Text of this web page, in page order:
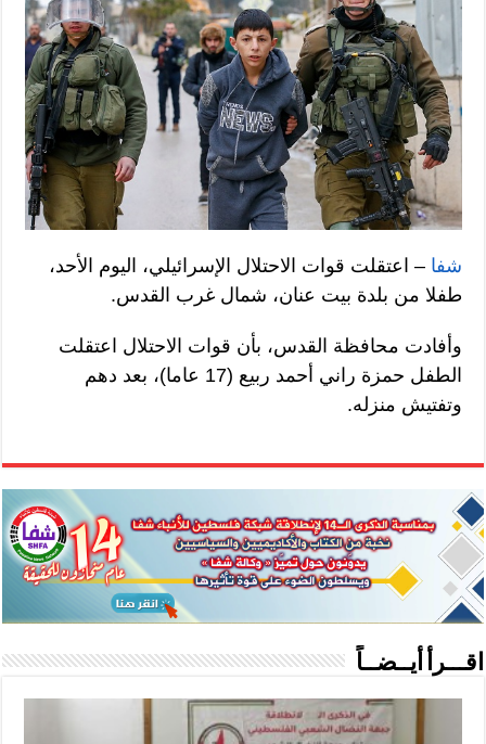
شفا – اعتقلت قوات الاحتلال الإسرائيلي، اليوم الأحد،
طفلا من بلدة بيت عنان، شمال غرب القدس.
وأفادت محافظة القدس، بأن قوات الاحتلال اعتقلت
الطفل حمزة راني أحمد ربيع (17 عاما)، بعد دهم
وتفتيش منزله.
اقـــرأ أيــضــاً